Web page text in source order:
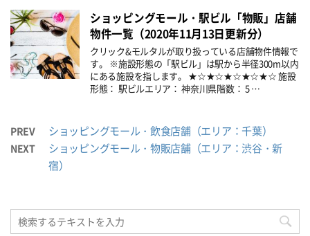
ショッピングモール・駅ビル「物販」店舗
物件一覧（2020年11月13日更新分）
クリック&モルタルが取り扱っている店舗物件情報で
す。 ※施設形態の「駅ビル」は駅から半径300m以内
にある施設を指します。 ★☆★☆★☆★☆★☆ 施設
形態： 駅ビルエリア： 神奈川県階数： 5 …
PREV ショッピングモール・飲食店舗（エリア：千葉）
NEXT
ショッピングモール・物販店舗（エリア：渋谷・新
宿）